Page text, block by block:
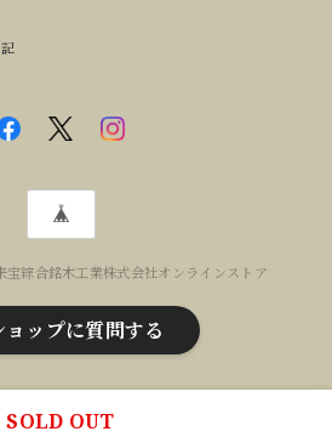
綜合銘木工業株式会社オンラインストア
SOLD OUT
ョップに質問する